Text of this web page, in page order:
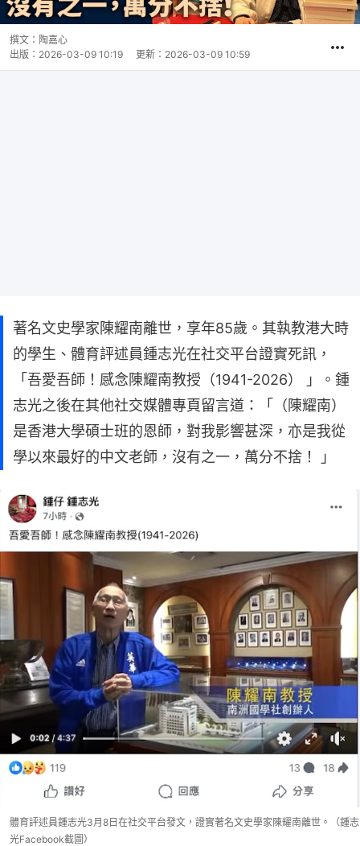
撰文： 陶嘉心
出版： 2026-03-09 10:19 更新： 2026-03-09 10:59
著名文史學家陳耀南離世，享年85歲。其執教港大時
的學生、體育評述員鍾志光在社交平台證實死訊，
「吾愛吾師！感念陳耀南教授（1941-2026） 」。鍾
志光之後在其他社交媒體專頁留言道：「（陳耀南）
是香港大學碩士班的恩師，對我影響甚深，亦是我從
學以來最好的中文老師，沒有之一，萬分不捨！ 」
體育評述員鍾志光3月8日在社交平台發文，證實著名文史學家陳耀南離世。（鍾志
光Facebook截圖）